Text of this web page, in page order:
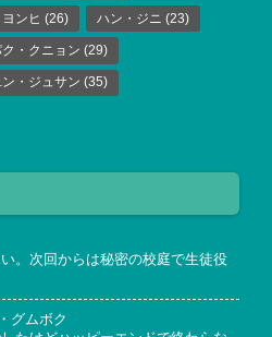
ンヒ (26) ハン・ジニ (23)
・クニョン (29)
・ジュサン (35)
。次回からは秘密の校庭で生徒役
グムボク